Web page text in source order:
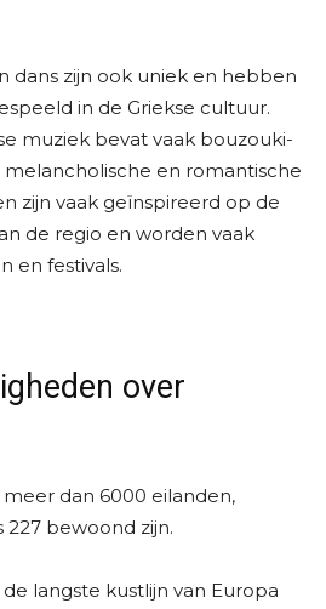
dans zijn ook uniek en hebben
in de Griekse cultuur.
muziek bevat vaak bouzouki-
en romantische
zijn vaak geïnspireerd op de
de regio en worden vaak
en festivals.
over
dan 6000 eilanden,
227 bewoond zijn.
langste kustlijn van Europa